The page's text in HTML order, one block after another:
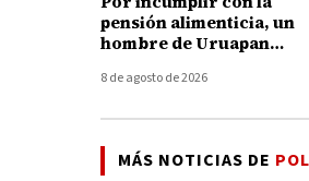
pensión alimenticia, un
hombre de Uruapan
mil pesos y pasará 1 año y
8 de agosto de 2026
MÁS NOTICIAS DE